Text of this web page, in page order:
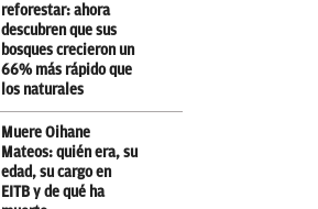
reforestar: ahora
descubren que sus
bosques crecieron un
66% más rápido que
los naturales
Muere Oihane
Mateos: quién era, su
edad, su cargo en
EITB y de qué ha